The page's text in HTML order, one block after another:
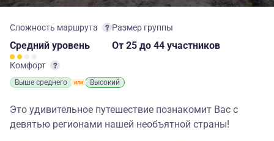
Сложность маршрута
Средний уровень
Комфорт
Выше среднего Высокий
Размер группы
От 25 до 44 участников
Это удивительное путешествие познакомит Вас с
девятью регионами нашей необъятной страны!